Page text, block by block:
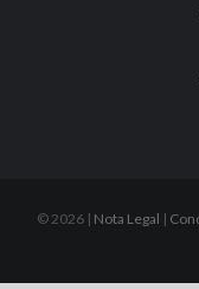
© 2026 | Nota Legal |